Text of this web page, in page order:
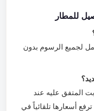
للمطار
لجميع الرسوم بدون
المتفق عليه عند
أسعارها تلقائياً في